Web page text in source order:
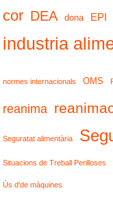
cor DEA dona EPI
industria
normes internacionals OMS
reanima
Seguratat alimentària
Situacions de Treball Perilloses
Ús d'de màquines